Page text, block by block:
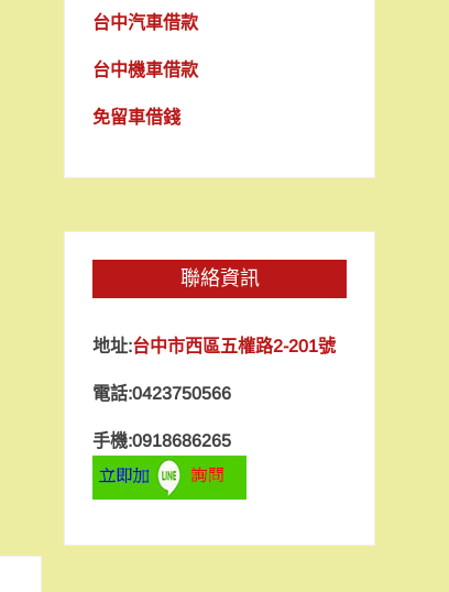
台中汽車借款
台中機車借款
免留車借錢
聯絡資訊
地址:台中市西區五權路2-201號
電話:0423750566
手機:0918686265